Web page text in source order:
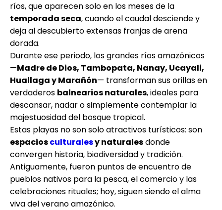
ríos, que aparecen solo en los meses de la
temporada seca, cuando el caudal desciende y
deja al descubierto extensas franjas de arena
dorada.
Durante ese periodo, los grandes ríos amazónicos
—Madre de Dios, Tambopata, Nanay, Ucayali,
Huallaga y Marañón— transforman sus orillas en
verdaderos balnearios naturales, ideales para
descansar, nadar o simplemente contemplar la
majestuosidad del bosque tropical.
Estas playas no son solo atractivos turísticos: son
espaciosculturalesy naturalesdonde
convergen historia, biodiversidad y tradición.
Antiguamente, fueron puntos de encuentro de
pueblos nativos para la pesca, el comercio y las
celebraciones rituales; hoy, siguen siendo el alma
viva del verano amazónico.